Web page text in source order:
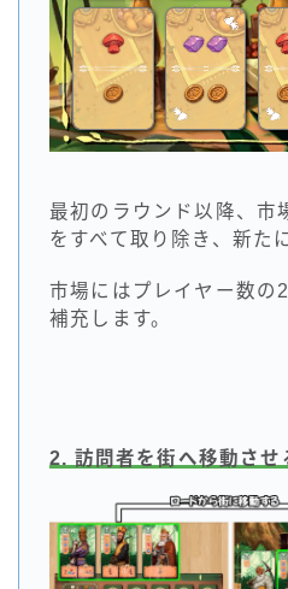
最初のラウンド以降、市
をすべて取り除き、新た
市場にはプレイヤー数の
補充します。
2. 訪問者を街へ移動させ